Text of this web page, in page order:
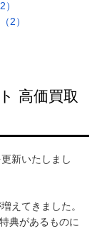
2）
高価買取
新いたしまし
えてきました。
典があるものに